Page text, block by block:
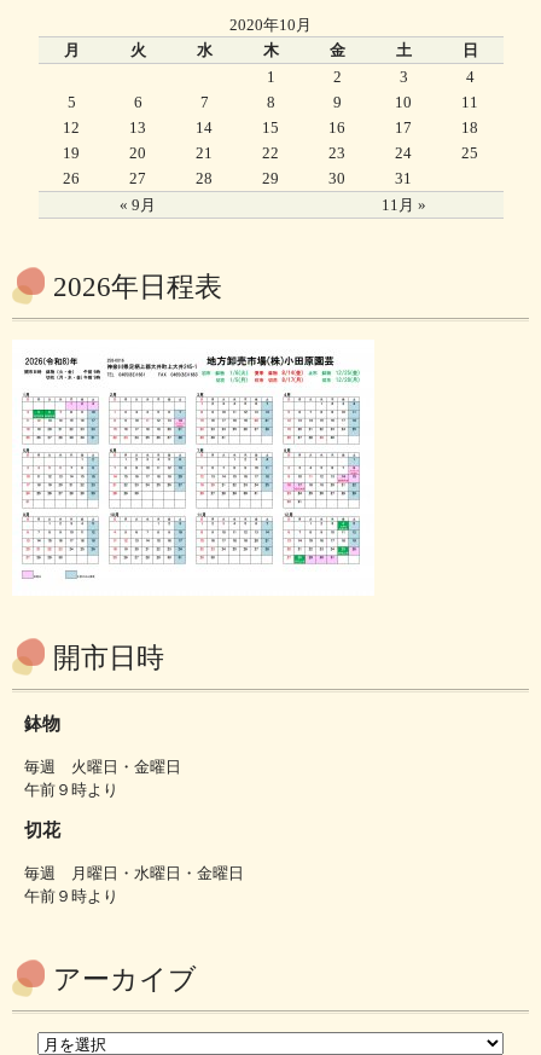
2020年10月
月
火 水 木 金 土 日
« 9月 11月 »
1 2 3
4
5
6 7 8 9 10
11
12
13 14 15 16 17
18
19
20 21 22 23 24
25
26
27 28 29 30 31
2026年日程表
開市日時
鉢物
毎週 火曜日・金曜日
午前９時より
切花
毎週 月曜日・水曜日・金曜日
午前９時より
アーカイブ